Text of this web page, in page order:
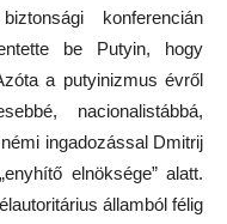
konferencián
be Putyin, hogy
a putyinizmus évről
nacionalistábbá,
ingadozással Dmitrij
elnöksége” alatt.
államból félig